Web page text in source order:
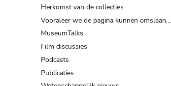
Herkomst van de collecties
Vooraleer we de pagina kunnen omslaan…
MuseumTalks
Film discussies
Podcasts
Publicaties